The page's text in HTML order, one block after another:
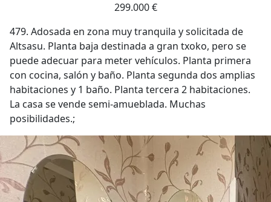
299.000 €
479. Adosada en zona muy tranquila y solicitada de
Altsasu. Planta baja destinada a gran txoko, pero se
puede adecuar para meter vehículos. Planta primera
con cocina, salón y baño. Planta segunda dos amplias
habitaciones y 1 baño. Planta tercera 2 habitaciones.
La casa se vende semi-amueblada. Muchas
posibilidades.;